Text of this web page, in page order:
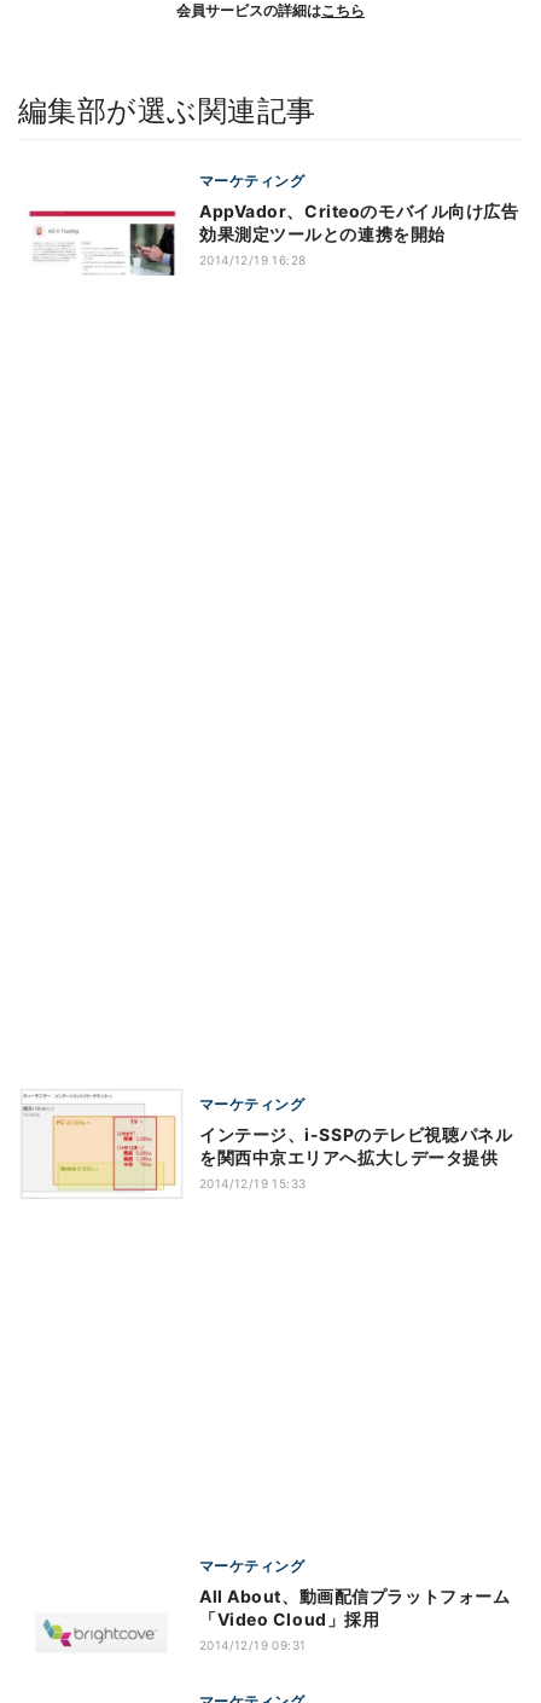
会員サービスの詳細はこちら
編集部が選ぶ関連記事
マーケティング
AppVador、Criteoのモバイル向け広告
効果測定ツールとの連携を開始
2014/12/19 16:28
マーケティング
インテージ、i-SSPのテレビ視聴パネル
を関西中京エリアへ拡大しデータ提供
2014/12/19 15:33
マーケティング
All About、動画配信プラットフォーム
「Video Cloud」採用
2014/12/19 09:31